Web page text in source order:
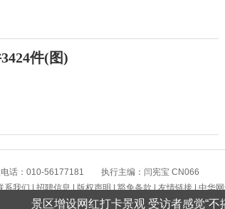
件(图)
电话：010-56177181 执行主编：闫宪宝 CN066
系我们|招聘信息|版权声明|豁免条款|友情链接|中华
版权所有 中华网
提高警惕！绷紧暑期护娃安全这根弦
景区增设网红打卡景观 受访者感觉“不